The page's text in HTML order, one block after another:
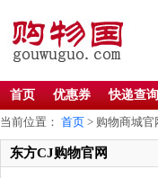
首页 优惠券 快递查询
当前位置： 首页 > 购物商城官
东方CJ购物官网